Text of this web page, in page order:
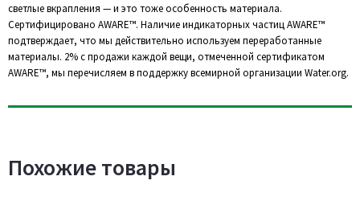
светлые вкрапления — и это тоже особенность материала.
Сертифицировано AWARE™. Наличие индикаторных частиц AWARE™
подтверждает, что мы действительно используем переработанные
материалы. 2% с продажи каждой вещи, отмеченной сертификатом
AWARE™, мы перечисляем в поддержку всемирной организации Water.org.
Похожие товары